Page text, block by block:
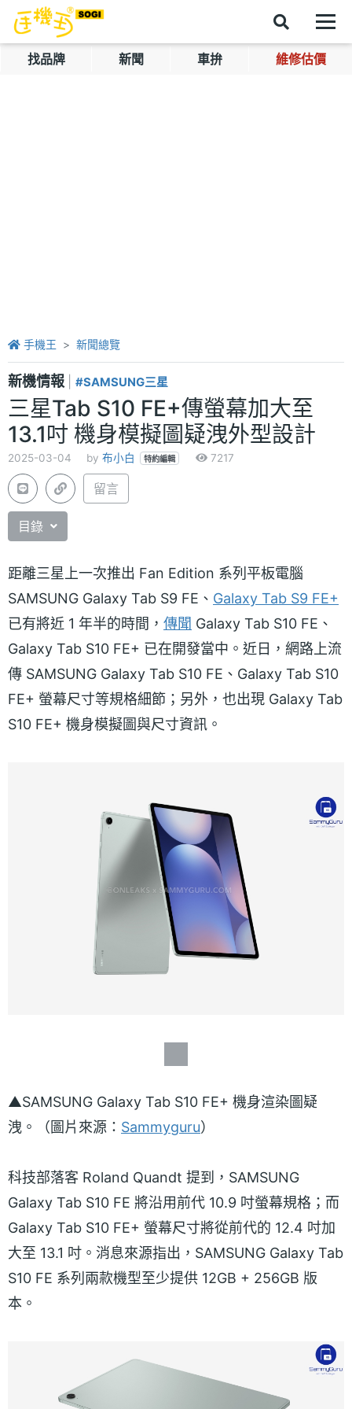
找品牌 新聞 車拚 維修估價
手機王 新聞總覽
新機情報 #SAMSUNG三星
三星Tab S10 FE+傳螢幕加大至
13.1吋 機身模擬圖疑洩外型設計
2025-03-04 by 布小白 特約編輯 7217
留言
目錄
距離三星上一次推出 Fan Edition 系列平板電腦
SAMSUNG Galaxy Tab S9 FE、 Galaxy Tab S9 FE+
已有將近 1 年半的時間， 傳聞 Galaxy Tab S10 FE、
Galaxy Tab S10 FE+ 已在開發當中。近日，網路上流
傳 SAMSUNG Galaxy Tab S10 FE、Galaxy Tab S10
FE+ 螢幕尺寸等規格細節；另外，也出現 Galaxy Tab
S10 FE+ 機身模擬圖與尺寸資訊。
▲SAMSUNG Galaxy Tab S10 FE+ 機身渲染圖疑
洩。（圖片來源： Sammyguru）
科技部落客 Roland Quandt 提到，SAMSUNG
Galaxy Tab S10 FE 將沿用前代 10.9 吋螢幕規格；而
Galaxy Tab S10 FE+ 螢幕尺寸將從前代的 12.4 吋加
大至 13.1 吋。消息來源指出，SAMSUNG Galaxy Tab
S10 FE 系列兩款機型至少提供 12GB + 256GB 版
本。